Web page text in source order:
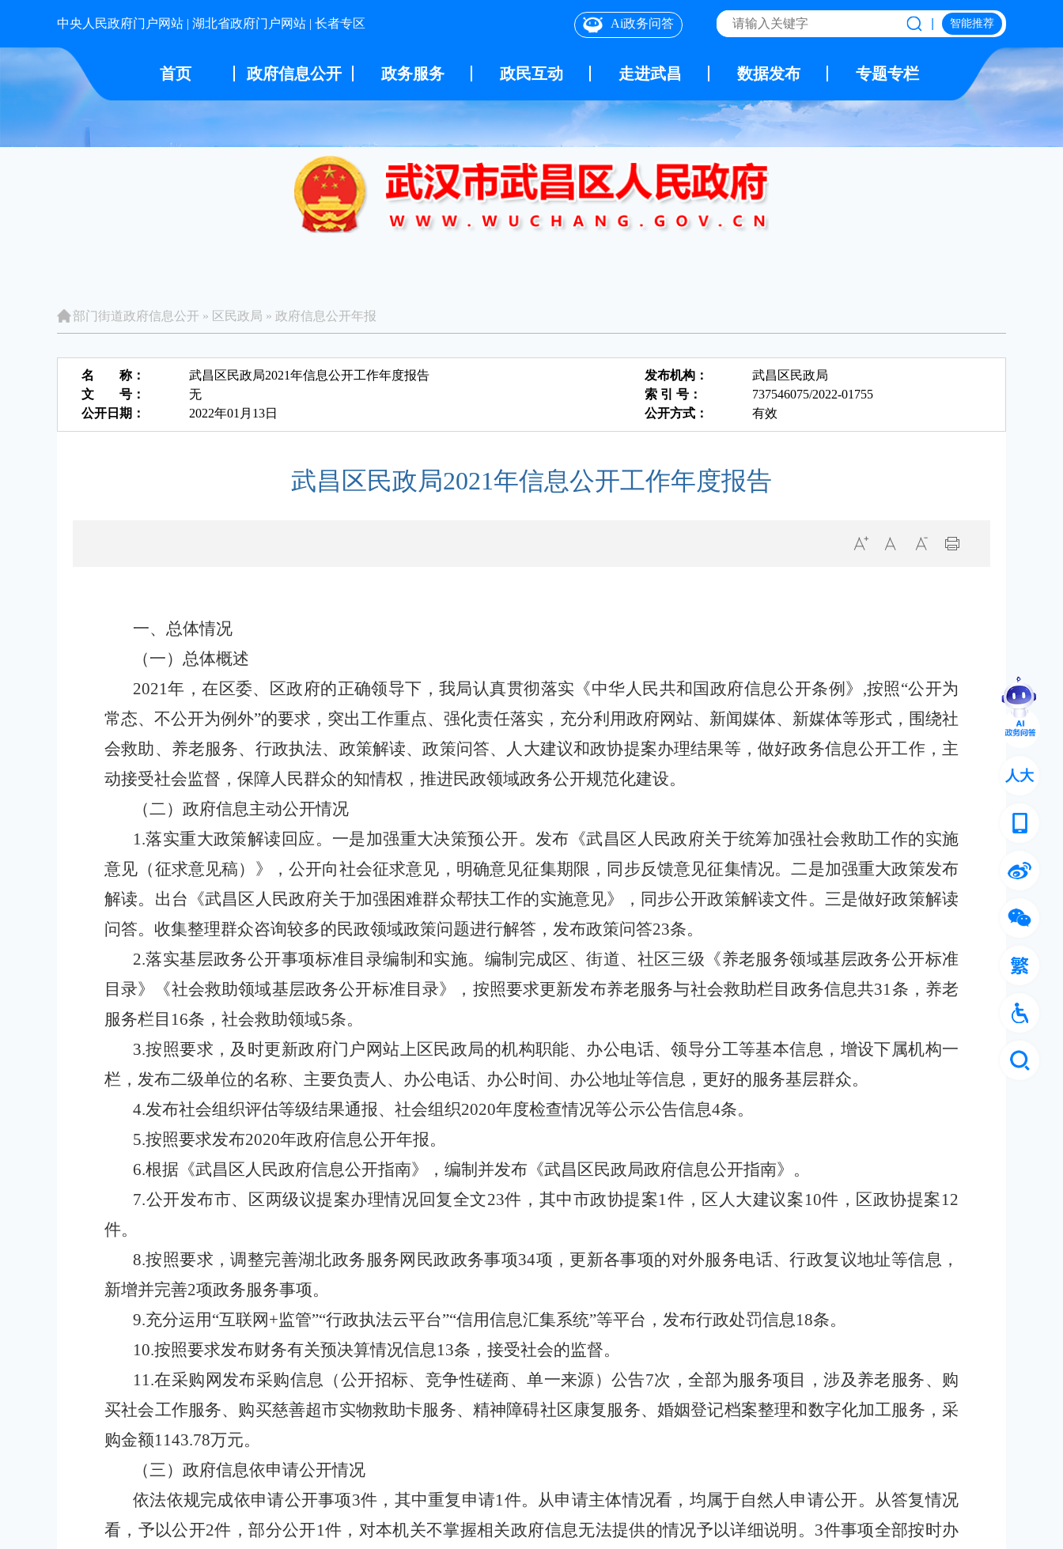
Ai政务问答
中央人民政府门户网站 | 湖北省政府门户网站 | 长者专区 智能推荐
首页 政府信息公开 政务服务 政民互动 走进武昌 数据发布 专题专栏
部门街道政府信息公开 » 区民政局 » 政府信息公开年报
名 称： 武昌区民政局2021年信息公开工作年度报告 发布机构：
武昌区民政局
文 号：
无 索 引 号：
737546075/2022-01755
公开日期：
2022年01月13日 公开方式： 有效
武昌区民政局2021年信息公开工作年度报告
一、总体情况
（一）总体概述
2021年，在区委、区政府的正确领导下，我局认真贯彻落实《中华人民共和国政府信息公开条例》 ,按照“公开为
常态、不公开为例外”的要求，突出工作重点、强化责任落实， 充分利用政府网站、新闻媒体、新媒体等形式， 围绕社
会救助、养老服务、行政执法、政策解读、政策问答、
人大建议和政协提案办理结果等，做好政务信息公开工作，主
动接受社会监督，保障人民群众的知情权，推进民政领域政务公开规范化建设。
（二）政府信息主动公开情况
1.落实重大政策解读回应。一是加强重大决策预公开。发布《武昌区人民政府关于统筹加强社会救助工作的实施
意见（征求意见稿）》，公开向社会征求意见，明确意见征集期限，同步反馈意见征集情况。二是加强重大政策发布
解读。出台《武昌区人民政府关于加强困难群众帮扶工作的实施意见》，同步公开政策解读文件。三是做好政策解读
问答。收集整理群众咨询较多的民政领域政策问题进行解答，发布政策问答23条。
2.落实基层政务公开事项标准目录编制和实施。编制完成区、街道、社区三级《养老服务领域基层政务公开标准
目录》《社会救助领域基层政务公开标准目录》，按照要求更新发布养老服务与社会救助栏目政务信息共31条，养老
服务栏目16条，社会救助领域5条。
3.按照要求，及时更新政府门户网站上区民政局的机构职能、办公电话、领导分工等基本信息，增设下属机构一
栏，发布二级单位的名称、主要负责人、办公电话、办公时间、办公地址等信息，更好的服务基层群众。
4.发布社会组织评估等级结果通报、社会组织2020年度检查情况等公示公告信息4条。
5.按照要求发布2020年政府信息公开年报。
6.根据《武昌区人民政府信息公开指南》，编制并发布《武昌区民政局政府信息公开指南》。
7.公开发布市、区两级议提案办理情况回复全文23件，其中市政协提案1件，区人大建议案10件，区政协提案12
件。
8.按照要求，调整完善湖北政务服务网民政政务事项34项，更新各事项的对外服务电话、行政复议地址等信息，
新增并完善2项政务服务事项。
9.充分运用“互联网+监管”“行政执法云平台”“信用信息汇集系统”等平台，发布行政处罚信息18条。
10.按照要求发布财务有关预决算情况信息13条，接受社会的监督。
11.在采购网发布采购信息（公开招标、竞争性磋商、单一来源）公告7次，全部为服务项目，涉及养老服务、购
买社会工作服务、购买慈善超市实物救助卡服务、精神障碍社区康复服务、婚姻登记档案整理和数字化加工服务，采
购金额1143.78万元。
（三）政府信息依申请公开情况
依法依规完成依申请公开事项3件，其中重复申请1件。从申请主体情况看，均属于自然人申请公开。从答复情况
看，予以公开2件，部分公开1件，对本机关不掌握相关政府信息无法提供的情况予以详细说明。3件事项全部按时办
人大